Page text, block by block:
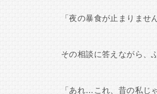
「夜の暴食が止まりませ
その相談に答えながら、
「あれ…これ、昔の私じ